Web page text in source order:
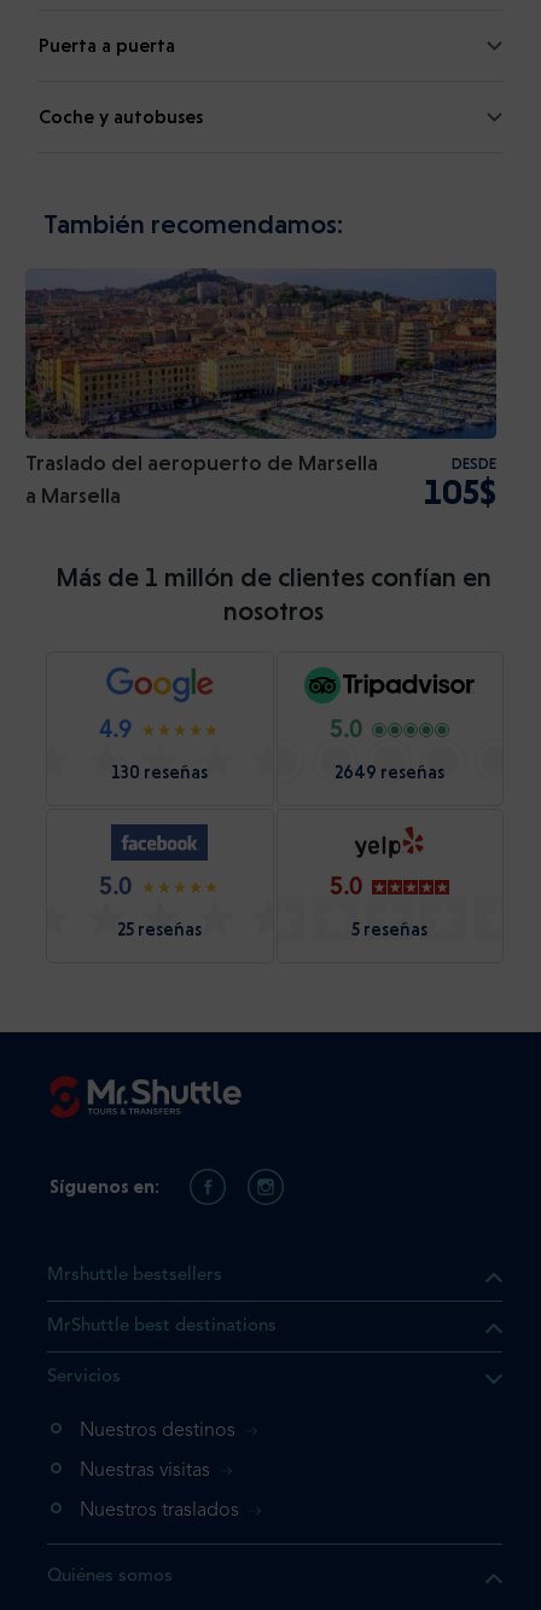
Puerta a puerta
Coche y autobuses
También recomendamos:
Traslado del aeropuerto de Marsella
a Marsella
DESDE
105$
Más de 1 millón de clientes confían en
nosotros
4.9
130 reseñas
5.0
2649 reseñas
5.0
25 reseñas
5.0
5 reseñas
el producto que busca ya
vaya directamente a su
su reserva.
una vez
Mrshuttle bestsellers
MrShuttle best destinations
Servicios
Nuestros destinos
Nuestras visitas
Nuestros traslados
Quiénes somos
Síguenos en: